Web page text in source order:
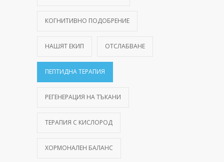
КОГНИТИВНО ПОДОБРЕНИЕ
НАШЯТ ЕКИП ОТСЛАБВАНЕ
ПЕПТИДНА ТЕРАПИЯ
РЕГЕНЕРАЦИЯ НА ТЪКАНИ
ТЕРАПИЯ С КИСЛОРОД
ХОРМОНАЛЕН БАЛАНС